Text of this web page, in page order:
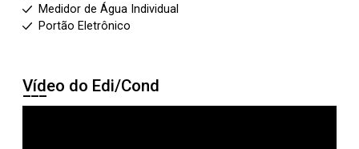
Medidor de Água Individual
Portão Eletrônico
Vídeo do Edi/Cond